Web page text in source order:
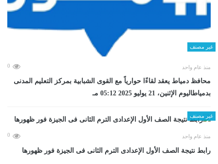
غير مصنف
منذ عام واحد 0
محافظ دمياط يعقد لقاءًا حوارياً مع القوى الشبابية بمركز التعليم المدنى
بدمياطاليوم الإثنين، 21 يوليو 2025 05:12 مـ
غير مصنف
منذ عام واحد 0
رابط نتيجة الصف الأول الإعدادى الترم الثانى فى الجيزة فور ظهورها